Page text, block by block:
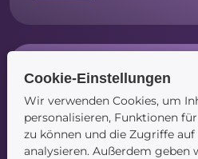
Social Media
Instagram
Facebook
LinkedIn
Cookie-Einstellungen
Wir verwenden Cookies, um
personalisieren, Funktionen
zu können und die Zugriffe auf
analysieren. Außerdem geben